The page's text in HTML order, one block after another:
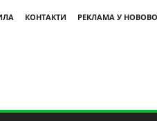
КОНТАКТИ РЕКЛАМА У